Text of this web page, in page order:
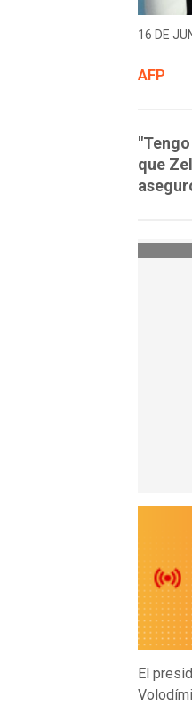
16 DE
AFP
que
El